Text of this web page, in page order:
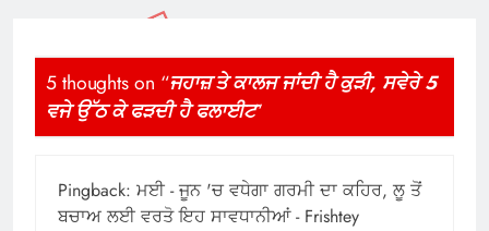
5 thoughts on “ਜਹਾਜ਼ ਤੇ ਕਾਲਜ ਜਾਂਦੀ ਹੈ ਕੁੜੀ, ਸਵੇਰੇ 5
ਵਜੇ ਉੱਠ ਕੇ ਫੜਦੀ ਹੈ ਫਲਾਈਟ”
Pingback: ਮਈ - ਜੂਨ 'ਚ ਵਧੇਗਾ ਗਰਮੀ ਦਾ ਕਹਿਰ, ਲੂ ਤੋਂ
ਬਚਾਅ ਲਈ ਵਰਤੋ ਇਹ ਸਾਵਧਾਨੀਆਂ - Frishtey